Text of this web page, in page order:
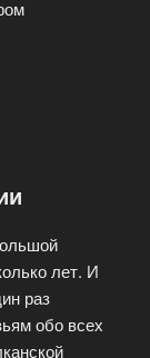
лет. И
раз
обо всех